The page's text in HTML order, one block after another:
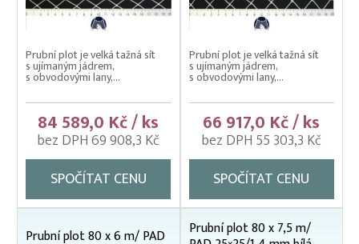
Kolíbky/haltýře – jednoduchý plovoucí rám
Krycí sítě na kádě a bazény
Lodě pracovní
Lodní motory závěsné Honda
Násady na kesery a saky
Nevody
Nosítka na ryby, rukávy na nošení
Prubní plot je velká tažná sít
s ujímaným jádrem,
s obvodovými lany,...
84 589,0 Kč / ks
bez DPH 69 908,3 Kč
SPOČÍTAT CENU
Prubní plot je velká tažná sít
s ujímaným jádrem,
s obvodovými lany,...
66 917,0 Kč / ks
bez DPH 55 303,3 Kč
SPOČÍTAT CENU
Prubní plot 80 x 6 m/ PAD Prubní plot 80 x 7,5 m/